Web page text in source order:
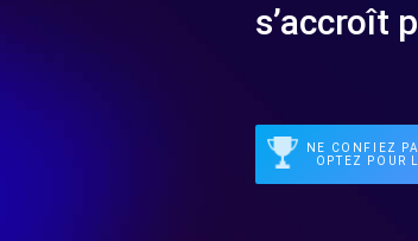
s’accroît
NE CONFIEZ
OPTEZ POUR